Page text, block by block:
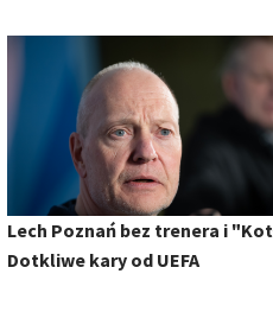
Lech Poznań bez trenera i
Dotkliwe kary od UEFA